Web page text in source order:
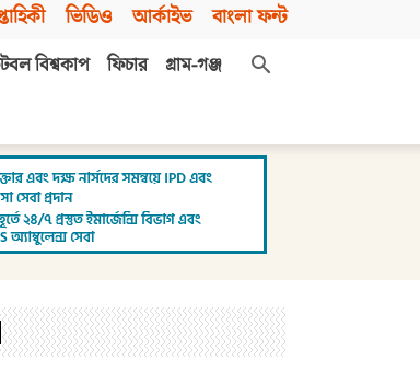
ভিডিও আর্কাইভ বাংলা ফন্ট
বিশ্বকাপ ফিচার
গ্রাম-গঞ্জ